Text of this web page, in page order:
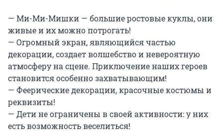
— Ми-Ми-Мишки — большие ростовые куклы, они
живые и их можно потрогать!
— Огромный экран, являющийся частью
декорации, создает волшебство и невероятную
атмосферу на сцене. Приключение наших героев
становится особенно захватывающим!
— Феерические декорации, красочные костюмы и
реквизиты!
— Дети не ограничены в своей активности: у них
есть возможность веселиться!